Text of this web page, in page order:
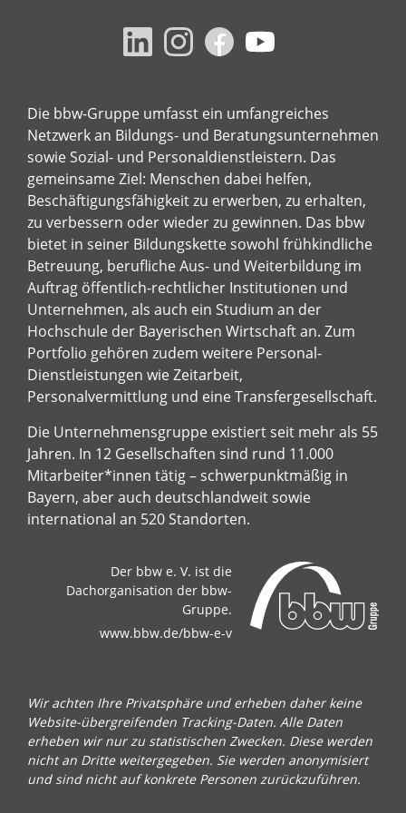
Die bbw-Gruppe umfasst ein umfangreiches
Netzwerk an Bildungs- und Beratungsunternehmen
sowie Sozial- und Personaldienstleistern. Das
gemeinsame Ziel: Menschen dabei helfen,
Beschäftigungsfähigkeit zu erwerben, zu erhalten,
zu verbessern oder wieder zu gewinnen. Das bbw
bietet in seiner Bildungskette sowohl frühkindliche
Betreuung, berufliche Aus- und Weiterbildung im
Auftrag öffentlich-rechtlicher Institutionen und
Unternehmen, als auch ein Studium an der
Hochschule der Bayerischen Wirtschaft an. Zum
Portfolio gehören zudem weitere Personal-
Dienstleistungen wie Zeitarbeit,
Personalvermittlung und eine Transfergesellschaft.
Die Unternehmensgruppe existiert seit mehr als 55
Jahren. In 12 Gesellschaften sind rund 11.000
Mitarbeiter*innen tätig – schwerpunktmäßig in
Bayern, aber auch deutschlandweit sowie
international an 520 Standorten.
Der bbw e. V. ist die
Dachorganisation der bbw-
Gruppe.
www.bbw.de/bbw-e-v
Wir achten Ihre Privatsphäre und erheben daher keine
Website-übergreifenden Tracking-Daten. Alle Daten
erheben wir nur zu statistischen Zwecken. Diese werden
nicht an Dritte weitergegeben. Sie werden anonymisiert
und sind nicht auf konkrete Personen zurückzuführen.